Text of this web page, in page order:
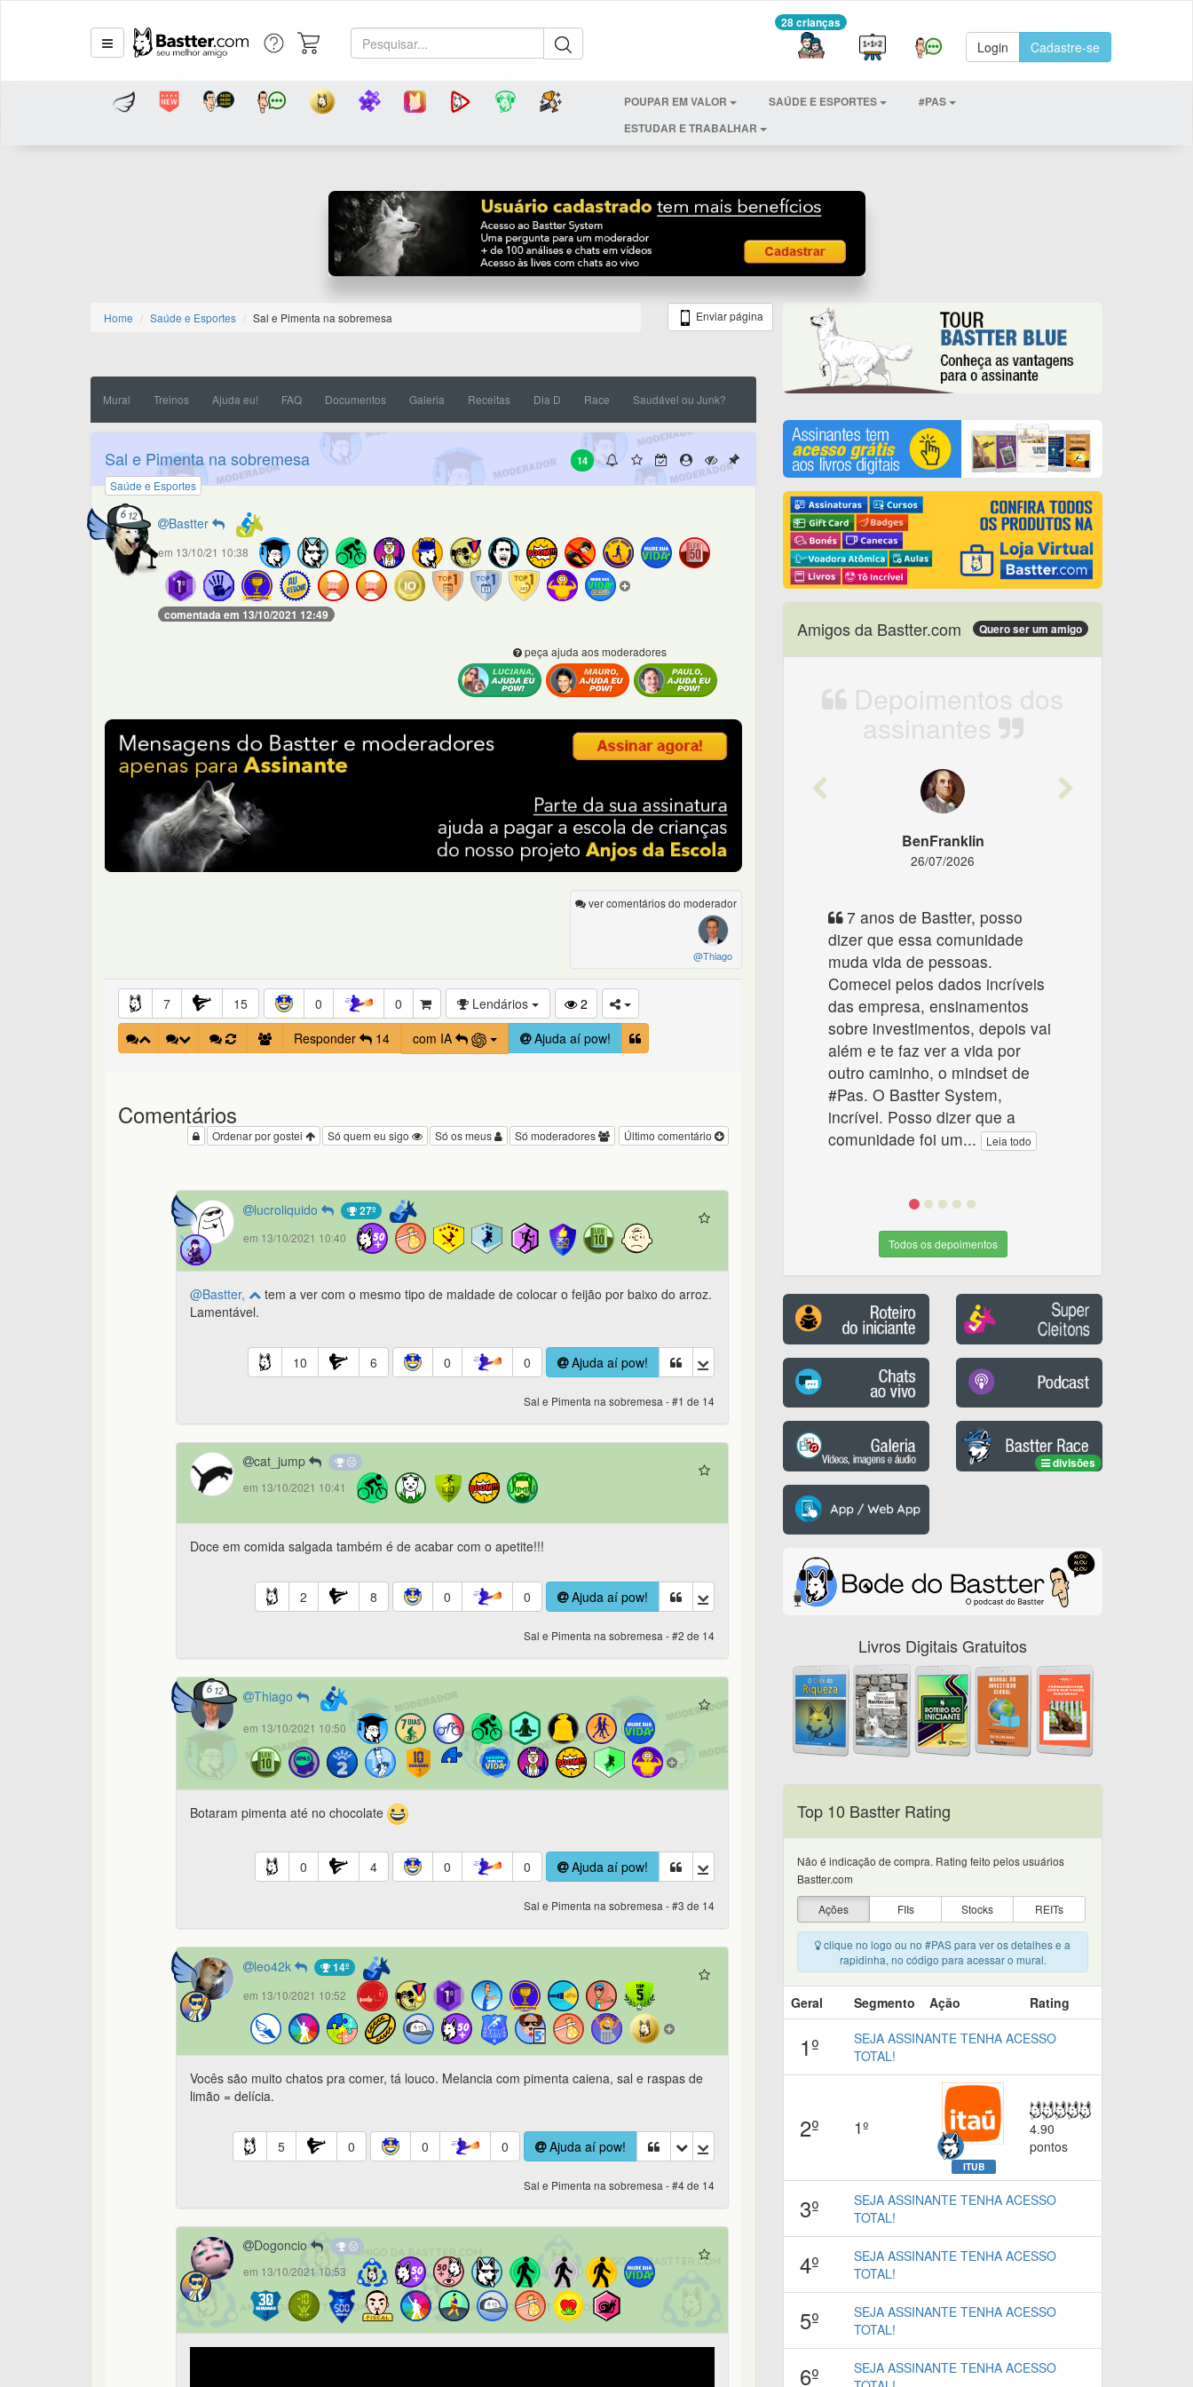
28 crianças
Login Cadastre-se
POUPAR EM VALOR SAÚDE E ESPORTES
#PAS
ESTUDAR E TRABALHAR
Home Saúde e Esportes Sal e Pimenta na sobremesa Enviar página
Mural Treinos Ajuda eu! FAQ Documentos Galeria Receitas Dia D Race Saudável ou Junk?
14
Sal e Pimenta na sobremesa
Saúde e Esportes
Bastter
em 13/10/21 10:38
comentada em 13/10/2021 12:49
peça ajuda aos moderadores
ver comentários do moderador
@Thiago
7 15 0 0 Lendários
2
Responder
14 com IA Ajuda aí pow!
Comentários
Último comentário
Só moderadores
Só os meus
Só quem eu sigo
Ordenar por gostei
lucroliquido 27º
em 13/10/2021 10:40
@Bastter,
tem a ver com o mesmo tipo de maldade de colocar o feijão por baixo do arroz.
Lamentável.
10 6 0 0 Ajuda aí pow!
Sal e Pimenta na sobremesa - #1 de 14
cat_jump
em 13/10/2021 10:41
Doce em comida salgada também é de acabar com o apetite!!!
2 8 0 0 Ajuda aí pow!
Sal e Pimenta na sobremesa - #2 de 14
Thiago
em 13/10/2021 10:50
Botaram pimenta até no chocolate
0 4 0 0 Ajuda aí pow!
Sal e Pimenta na sobremesa - #3 de 14
leo42k 14º
em 13/10/2021 10:52
Vocês são muito chatos pra comer, tá louco. Melancia com pimenta caiena, sal e raspas de
limão = delícia.
5 0 0 0 Ajuda aí pow!
Sal e Pimenta na sobremesa - #4 de 14
Dogoncio
em 13/10/2021 10:53
Amigos da Bastter.com Quero ser um amigo
Depoimentos dos
assinantes
Previous
BenFranklin
26/07/2026
7 anos de Bastter, posso
dizer que essa comunidade
muda vida de pessoas.
Comecei pelos dados incríveis
das empresa, ensinamentos
sobre investimentos, depois vai
além e te faz ver a vida por
outro caminho, o mindset de
#Pas. O Bastter System,
incrível. Posso dizer que a
comunidade foi um... Leia todo
Todos os depoimentos
divisões
Livros Digitais Gratuitos
Top 10 Bastter Rating
Não é indicação de compra. Rating feito pelos usuários
Bastter.com
Ações
FIIs Stocks REITs
clique no logo ou no #PAS para ver os detalhes e a
rapidinha, no código para acessar o mural.
Geral Segmento Ação Rating
1º
SEJA ASSINANTE TENHA ACESSO
TOTAL!
2º 1º
ITUB
4.90
pontos
3º
SEJA ASSINANTE TENHA ACESSO
TOTAL!
4º
SEJA ASSINANTE TENHA ACESSO
TOTAL!
5º
SEJA ASSINANTE TENHA ACESSO
TOTAL!
6º
SEJA ASSINANTE TENHA ACESSO